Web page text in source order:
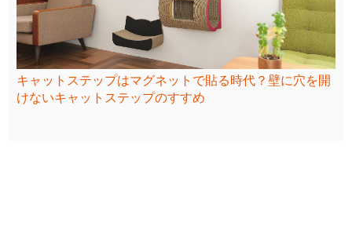
キャットステップはマグネットで貼る時代？壁に穴を開
けないキャットステップのすすめ